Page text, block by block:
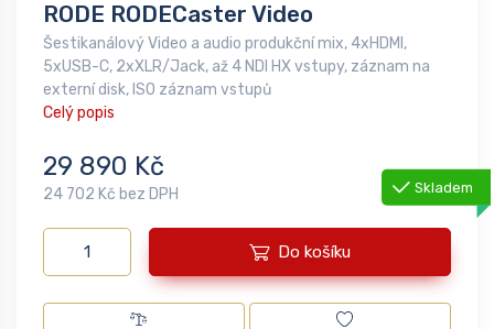
RODE RODECaster Video
Šestikanálový Video a audio produkční mix, 4xHDMI,
5xUSB-C, 2xXLR/Jack, až 4 NDI HX vstupy, záznam na
externí disk, ISO záznam vstupů
Celý popis
29 890 Kč
24 702 Kč bez DPH Skladem
Do košíku